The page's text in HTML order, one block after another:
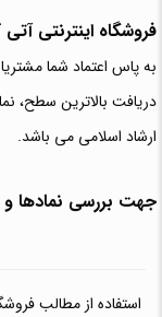
فروشگاه اینترنتی
به پاس اعتماد شما
دریافت بالاترین سطح،
ارشاد اسلامی می باشد.
جهت بررسی نمادها و
استفاده از مطالب